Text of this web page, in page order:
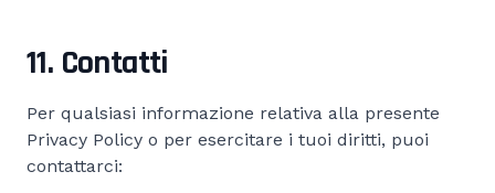
11. Contatti
Per qualsiasi informazione relativa alla presente
Privacy Policy o per esercitare i tuoi diritti, puoi
contattarci: